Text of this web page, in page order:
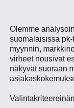
Olemme
suomalaisissa
myynnin,
virheet nousivat
näkyvät suoraan